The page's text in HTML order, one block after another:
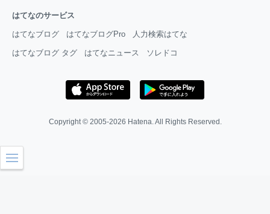
はてなのサービス
はてなブログ はてなブログPro 人力検索はてな
はてなブログ タグ はてなニュース ソレドコ
Copyright © 2005-2026 Hatena. All Rights Reserved.